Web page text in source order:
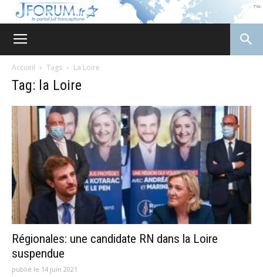
Accueil Tags La Loire
Tag: la Loire
Régionales: une candidate RN dans la Loire
suspendue
publié le 14 juin 2021